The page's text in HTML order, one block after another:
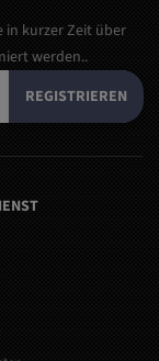
in kurzer Zeit über
werden..
REGISTRIEREN